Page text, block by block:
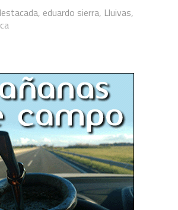
, eduardo sierra, Lluivas,